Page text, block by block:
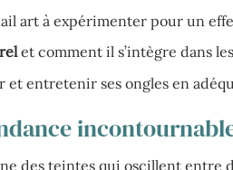
art à expérimenter pour un
et comment il s’intègre dans
entretenir ses ongles en
des teintes qui oscillent